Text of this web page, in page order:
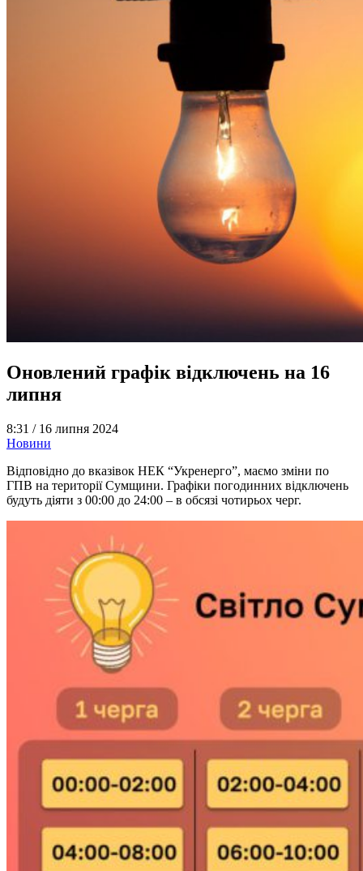
Оновлений графік відключень на 16
липня
8:31 / 16 липня 2024
Новини
Відповідно до вказівок НЕК “Укренерго”, маємо зміни по
ГПВ на території Сумщини. Графіки погодинних відключень
будуть діяти з 00:00 до 24:00 – в обсязі чотирьох черг.